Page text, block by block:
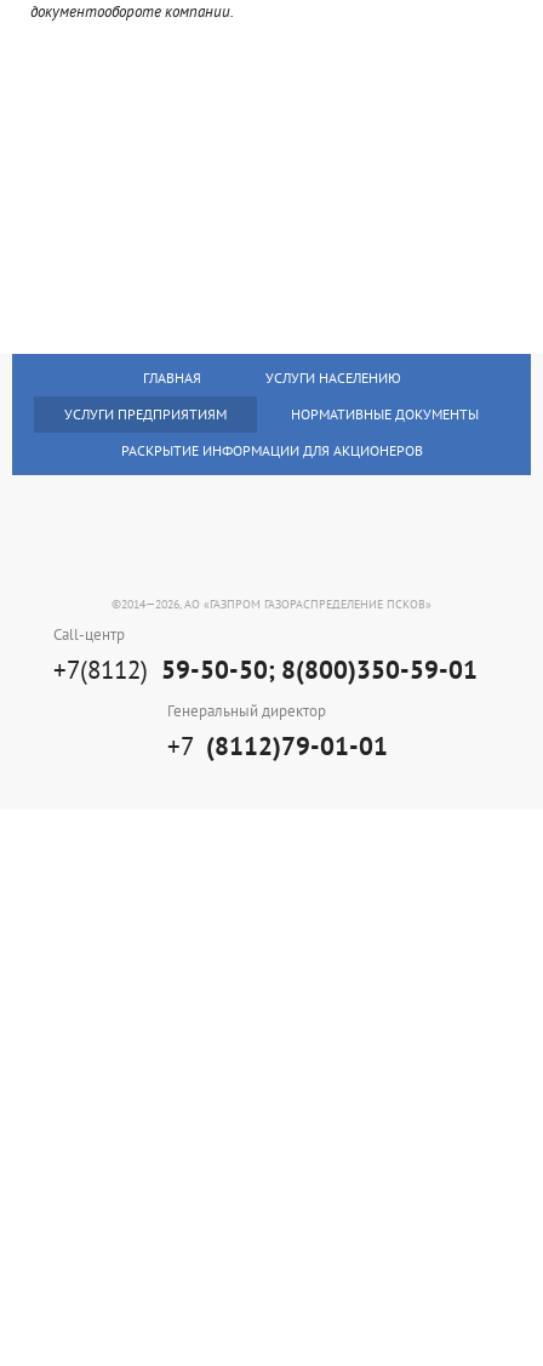
документообороте компании.
ГЛАВНАЯ
УСЛУГИ НАСЕЛЕНИЮ
УСЛУГИ ПРЕДПРИЯТИЯМ
НОРМАТИВНЫЕ ДОКУМЕНТЫ
РАСКРЫТИЕ ИНФОРМАЦИИ ДЛЯ АКЦИОНЕРОВ
©2014—2026, AO «ГАЗПРОМ ГАЗОРАСПРЕДЕЛЕНИЕ ПСКОВ»
Сall-центр
+7(8112) 59-50-50; 8(800)350-59-01
Генеральный директор
+7 (8112)79-01-01